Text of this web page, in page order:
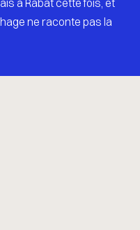
ne raconte pas la